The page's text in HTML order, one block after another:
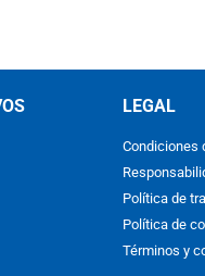
LEGAL
Condiciones
Política de
Política de
Términos y